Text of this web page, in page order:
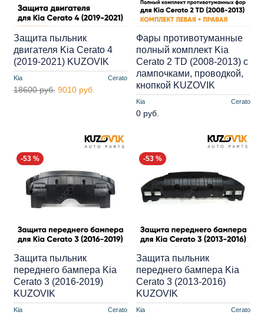
Kia Cerato
Защита пыльник
двигателя Kia Cerato 4
(2019-2021) KUZOVIK
18600 руб. 9010 руб.
Kia Cerato
Фары противотуманные
полный комплект Kia
Cerato 2 TD (2008-2013) с
лампочками, проводкой,
кнопкой KUZOVIK
0 руб.
-53 %
Kia Cerato
Защита пыльник
переднего бампера Kia
Cerato 3 (2016-2019)
KUZOVIK
-53 %
Kia Cerato
Защита пыльник
переднего бампера Kia
Cerato 3 (2013-2016)
KUZOVIK